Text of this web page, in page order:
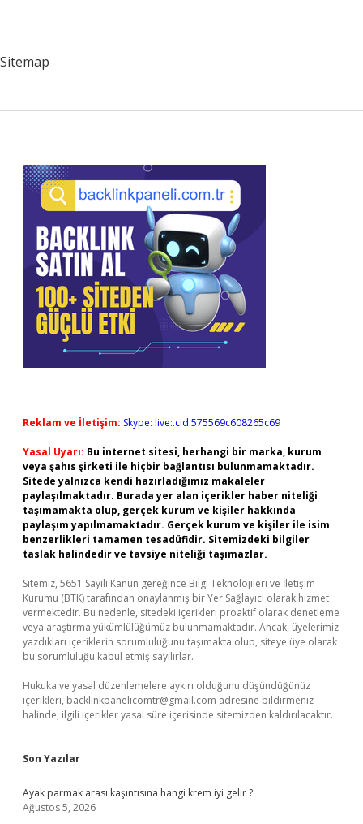
Sitemap
Sidebar
Reklam ve İletişim: Skype: live:.cid.575569c608265c69
Yasal Uyarı: Bu internet sitesi, herhangi bir marka, kurum
veya şahıs şirketi ile hiçbir bağlantısı bulunmamaktadır.
Sitede yalnızca kendi hazırladığımız makaleler
paylaşılmaktadır. Burada yer alan içerikler haber niteliği
taşımamakta olup, gerçek kurum ve kişiler hakkında
paylaşım yapılmamaktadır. Gerçek kurum ve kişiler ile isim
benzerlikleri tamamen tesadüfidir. Sitemizdeki bilgiler
taslak halindedir ve tavsiye niteliği taşımazlar.
Sitemiz, 5651 Sayılı Kanun gereğince Bilgi Teknolojileri ve İletişim
Kurumu (BTK) tarafından onaylanmış bir Yer Sağlayıcı olarak hizmet
vermektedir. Bu nedenle, sitedeki içerikleri proaktif olarak denetleme
veya araştırma yükümlülüğümüz bulunmamaktadır. Ancak, üyelerimiz
yazdıkları içeriklerin sorumluluğunu taşımakta olup, siteye üye olarak
bu sorumluluğu kabul etmiş sayılırlar.
Hukuka ve yasal düzenlemelere aykırı olduğunu düşündüğünüz
içerikleri, backlinkpanelicomtr@gmail.com adresine bildirmeniz
halinde, ilgili içerikler yasal süre içerisinde sitemizden kaldırılacaktır.
Son Yazılar
Ayak parmak arası kaşıntısına hangi krem iyi gelir ?
Ağustos 5, 2026